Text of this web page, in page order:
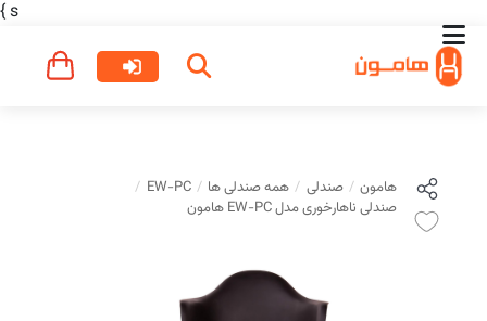
s
}
هامون صندلی همه صندلی ها
EW-PC
صندلی ناهارخوری مدل EW-PC هامون